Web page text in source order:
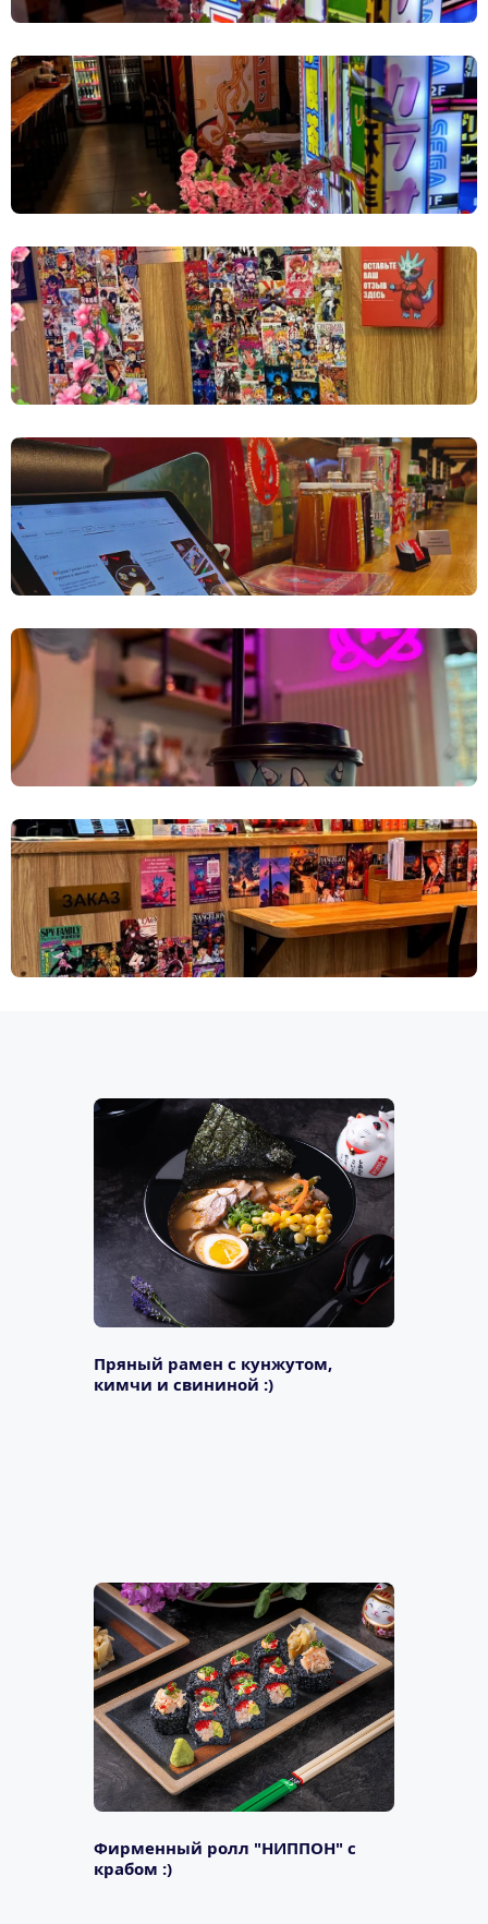
Пряный рамен с кунжутом,
кимчи и свининой :)
Фирменный ролл "НИППОН" с
крабом :)